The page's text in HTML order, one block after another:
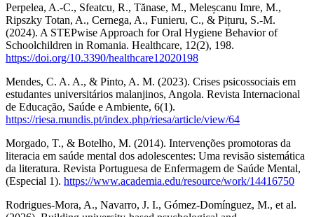
Perpelea, A.-C., Sfeatcu, R., Tănase, M., Meleșcanu Imre, M.,
Ripszky Totan, A., Cernega, A., Funieru, C., & Pițuru, S.-M.
(2024). A STEPwise Approach for Oral Hygiene Behavior of
Schoolchildren in Romania. Healthcare, 12(2), 198.
https://doi.org/10.3390/healthcare12020198
Mendes, C. A. A., & Pinto, A. M. (2023). Crises psicossociais em
estudantes universitários malanjinos, Angola. Revista Internacional
de Educação, Saúde e Ambiente, 6(1).
https://riesa.mundis.pt/index.php/riesa/article/view/64
Morgado, T., & Botelho, M. (2014). Intervenções promotoras da
literacia em saúde mental dos adolescentes: Uma revisão sistemática
da literatura. Revista Portuguesa de Enfermagem de Saúde Mental,
(Especial 1). https://www.academia.edu/resource/work/14416750
Rodrigues-Mora, A., Navarro, J. I., Gómez-Domínguez, M., et al.